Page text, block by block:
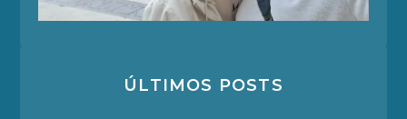
ÚLTIMOS POSTS